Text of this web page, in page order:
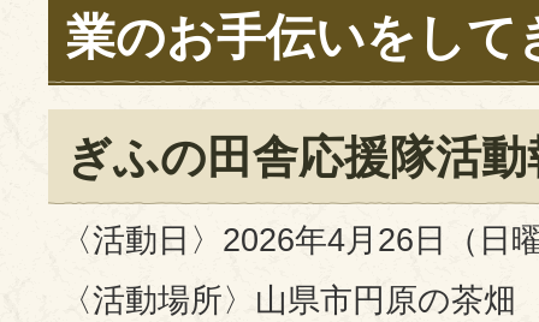
業のお手伝いをして
ぎふの田舎応援隊活動
〈活動日〉2026年4月26日（日
〈活動場所〉山県市円原の茶畑